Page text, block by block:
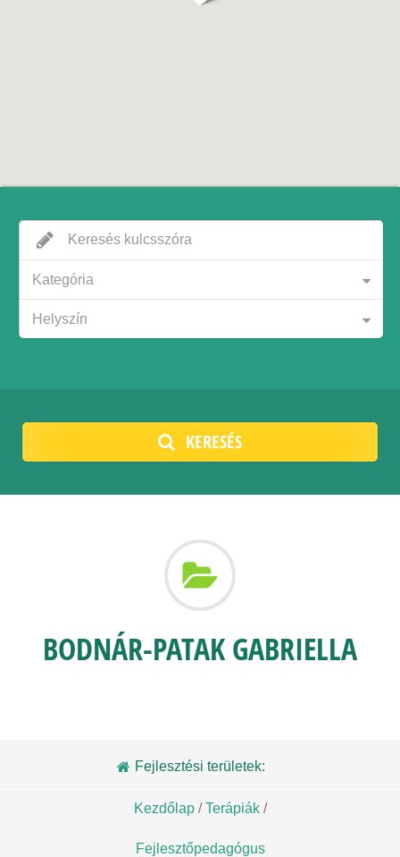
Kategória
Helyszín
KERESÉS
BODNÁR-PATAK GABRIELLA
Fejlesztési területek:
Kezdőlap / Terápiák /
Fejlesztőpedagógus